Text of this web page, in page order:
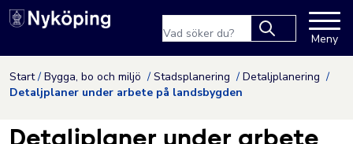
Hoppa till innehåll
Nyköpings kommuns
results.
Meny
Start Bygga, bo och miljö Stadsplanering
Detaljplanering
Detaljplaner under arbete på landsbygden